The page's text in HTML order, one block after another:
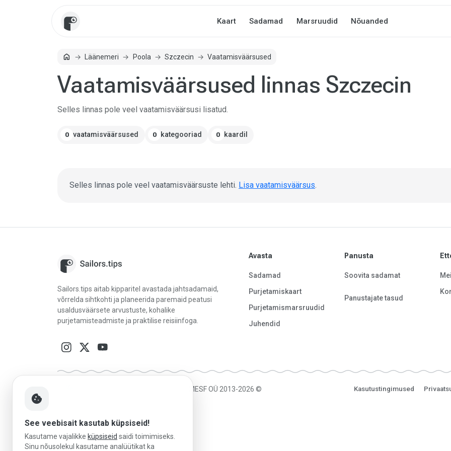
Kaart Sadamad Marsruudid Nõuanded
homeAvalehtLäänemeri Poola Szczecin Vaatamisväärsused
Vaatamisväärsused linnas Szczecin
Selles linnas pole veel vaatamisväärsusi lisatud.
0 vaatamisväärsused 0 kategooriad 0 kaardil
Selles linnas pole veel vaatamisväärsuste lehti. Lisa vaatamisväärsus.
Sailors.tips aitab kipparitel avastada jahtsadamaid,
võrrelda sihtkohti ja planeerida paremaid peatusi
usaldusväärsete arvustuste, kohalike
purjetamisteadmiste ja praktilise reisiinfoga.
Avasta
Sadamad
Purjetamiskaart
Purjetamismarsruudid
Juhendid
Panusta
Soovita sadamat
Panustajate tasud
Platvormi haldab MESF OÜ 2013-2026 © Kasutustingimused
cookie
See veebisait kasutab küpsiseid!
Kasutame vajalikke küpsiseid saidi toimimiseks.
Sinu nõusolekul kasutame analüütikat ka